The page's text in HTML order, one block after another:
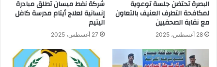
البصرة تحتضن جلسة توعوية
لمكافحة التطرف العنيف بالتعاون
مع نقابة الصحفيين
28 أغسطس، 2025
شركة نفط ميسان تطلق مبادرة
إنسانية لعلاج أيتام مدرسة كافل
اليتيم
27 أغسطس، 2025